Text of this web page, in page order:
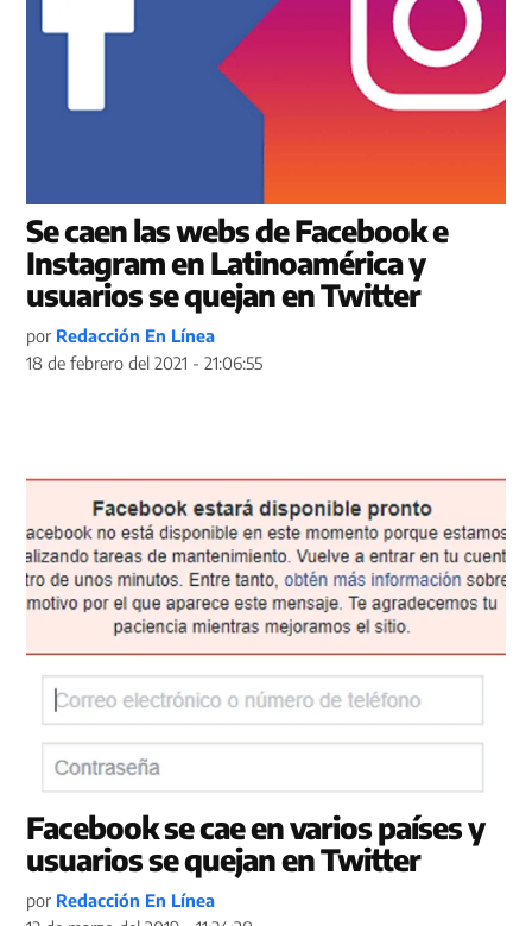
Se caen las webs de Facebook e
Instagram en Latinoamérica y
usuarios se quejan en Twitter
por Redacción En Línea
18 de febrero del 2021 - 21:06:55
Facebook se cae en varios países y
usuarios se quejan en Twitter
por Redacción En Línea